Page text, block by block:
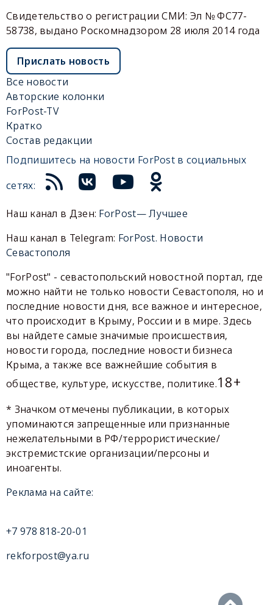
Свидетельство о регистрации СМИ: Эл № ФС77-
58738, выдано Роскомнадзором 28 июля 2014 года
Прислать новость
Все новости
Авторские колонки
ForPost-TV
Кратко
Состав редакции
Подпишитесь на новости ForPost в социальных
сетях:
Наш канал в Дзен: ForPost— Лучшее
Наш канал в Telegram: ForPost. Новости
Севастополя
"ForPost" - севастопольский новостной портал, где
можно найти не только новости Севастополя, но и
последние новости дня, все важное и интересное,
что происходит в Крыму, России и в мире. Здесь
вы найдете самые значимые происшествия,
новости города, последние новости бизнеса
Крыма, а также все важнейшие события в
обществе, культуре, искусстве, политике.18+
* Значком отмечены публикации, в которых
упоминаются запрещенные или признанные
нежелательными в РФ/террористические/
экстремистские организации/персоны и
иноагенты.
Реклама на сайте:
+7 978 818-20-01
rekforpost@ya.ru